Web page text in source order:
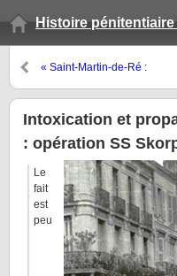
Histoire
« Saint-Martin-de-Ré :
en partance pour l’île des
Intoxication et
: opération SS
Le
fait
est
peu